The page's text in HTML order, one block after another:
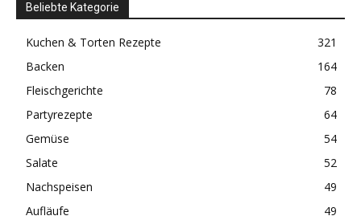
Beliebte Kategorie
Kuchen & Torten Rezepte
321
Backen
164
Fleischgerichte
78
Partyrezepte
64
Gemüse
54
Salate
52
Nachspeisen
49
Aufläufe
49